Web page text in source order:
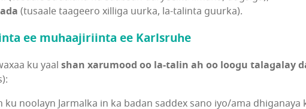
(tusaale taageero xilliga uurka, la-talinta guurka).
ee muhaajiriinta ee Karlsruhe
ku yaal shan xarumood oo la-talin ah oo loogu talagalay
ku noolayn Jarmalka in ka badan saddex sano iyo/ama dhiganaya